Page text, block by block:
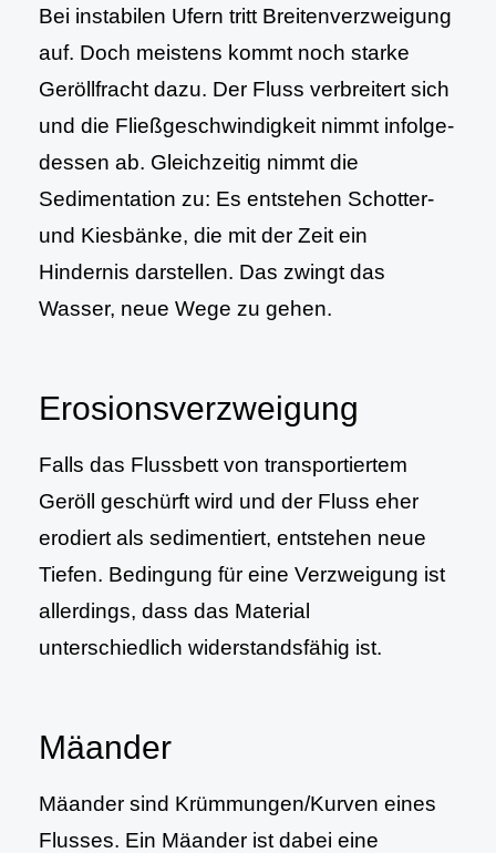
Bei instabilen Ufern tritt Breitenverzweigung
auf. Doch meistens kommt noch starke
Geröllfracht dazu. Der Fluss verbreitert sich
und die Fließgeschwindigkeit nimmt in­fol­ge­
des­sen ab. Gleichzeitig nimmt die
Sedimentation zu: Es entstehen Schotter-
und Kiesbänke, die mit der Zeit ein
Hindernis darstellen. Das zwingt das
Wasser, neue Wege zu gehen.
Erosionsverzweigung
Falls das Flussbett von transportiertem
Geröll geschürft wird und der Fluss eher
erodiert als sedimentiert, entstehen neue
Tiefen. Bedingung für eine Verzweigung ist
allerdings, dass das Material
unterschiedlich widerstandsfähig ist.
Mäander
Mäander sind Krümmungen/Kurven eines
Flusses. Ein Mäander ist dabei eine